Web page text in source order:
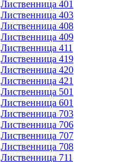
Лиственница 401
Лиственница 403
Лиственница 408
Лиственница 409
Лиственница 411
Лиственница 419
Лиственница 420
Лиственница 421
Лиственница 501
Лиственница 601
Лиственница 703
Лиственница 706
Лиственница 707
Лиственница 708
Лиственница 711